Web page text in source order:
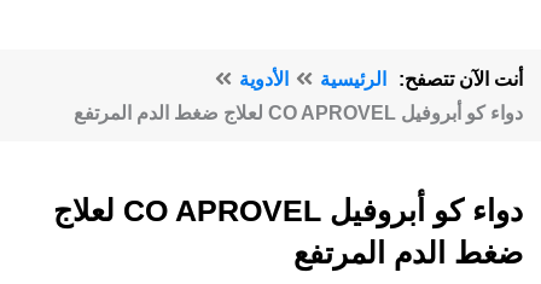
أنت الآن تتصفح: الرئيسية
الأدوية
دواء كو أبروفيل CO APROVEL لعلاج ضغط الدم المرتفع
دواء كو أبروفيل CO APROVEL لعلاج
ضغط الدم المرتفع